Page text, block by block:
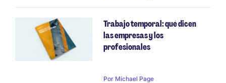
Trabajo temporal: qué dicen
las empresas y los
profesionales
Por Michael Page